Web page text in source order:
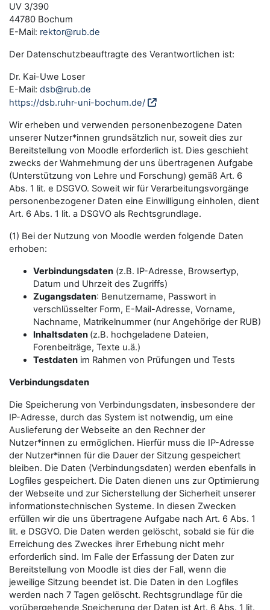
UV 3/390
44780 Bochum
E-Mail: rektor@rub.de
Der Datenschutzbeauftragte des Verantwortlichen ist:
Dr. Kai-Uwe Loser
E-Mail: dsb@rub.de
https://dsb.ruhr-uni-bochum.de/
Wir erheben und verwenden personenbezogene Daten
unserer Nutzer*innen grundsätzlich nur, soweit dies zur
Bereitstellung von Moodle erforderlich ist. Dies geschieht
zwecks der Wahrnehmung der uns übertragenen Aufgabe
(Unterstützung von Lehre und Forschung) gemäß Art. 6
Abs. 1 lit. e DSGVO. Soweit wir für Verarbeitungsvorgänge
personenbezogener Daten eine Einwilligung einholen, dient
Art. 6 Abs. 1 lit. a DSGVO als Rechtsgrundlage.
(1) Bei der Nutzung von Moodle werden folgende Daten
erhoben:
Verbindungsdaten (z.B. IP-Adresse, Browsertyp,
Datum und Uhrzeit des Zugriffs)
Zugangsdaten: Benutzername, Passwort in
verschlüsselter Form, E-Mail-Adresse, Vorname,
Nachname, Matrikelnummer (nur Angehörige der RUB)
Inhaltsdaten (z.B. hochgeladene Dateien,
Forenbeiträge, Texte u.ä.)
Testdaten im Rahmen von Prüfungen und Tests
Verbindungsdaten
Die Speicherung von Verbindungsdaten, insbesondere der
IP-Adresse, durch das System ist notwendig, um eine
Auslieferung der Webseite an den Rechner der
Nutzer*innen zu ermöglichen. Hierfür muss die IP-Adresse
der Nutzer*innen für die Dauer der Sitzung gespeichert
bleiben. Die Daten (Verbindungsdaten) werden ebenfalls in
Logfiles gespeichert. Die Daten dienen uns zur Optimierung
der Webseite und zur Sicherstellung der Sicherheit unserer
informationstechnischen Systeme. In diesen Zwecken
erfüllen wir die uns übertragene Aufgabe nach Art. 6 Abs. 1
lit. e DSGVO. Die Daten werden gelöscht, sobald sie für die
Erreichung des Zweckes ihrer Erhebung nicht mehr
erforderlich sind. Im Falle der Erfassung der Daten zur
Bereitstellung von Moodle ist dies der Fall, wenn die
jeweilige Sitzung beendet ist. Die Daten in den Logfiles
werden nach 7 Tagen gelöscht. Rechtsgrundlage für die
vorübergehende Speicherung der Daten ist Art. 6 Abs. 1 lit.